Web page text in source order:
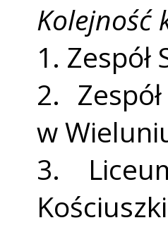
Kolejność
1. Zespół
2.
w
3.